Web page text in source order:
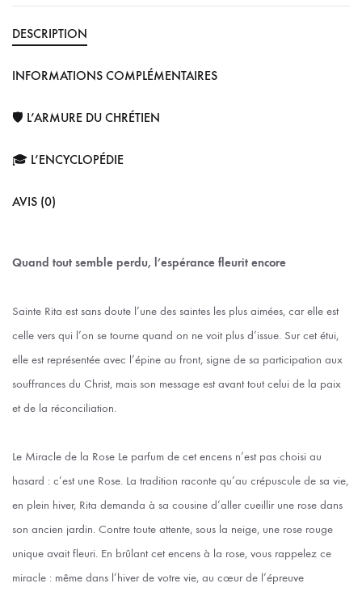
DESCRIPTION
INFORMATIONS COMPLÉMENTAIRES
🛡️ L’ARMURE DU CHRÉTIEN
🎓 L’ENCYCLOPÉDIE
AVIS (0)
Quand tout semble perdu, l’espérance fleurit encore
Sainte Rita est sans doute l’une des saintes les plus aimées, car elle est
celle vers qui l’on se tourne quand on ne voit plus d’issue. Sur cet étui,
elle est représentée avec l’épine au front, signe de sa participation aux
souffrances du Christ, mais son message est avant tout celui de la paix
et de la réconciliation.
Le Miracle de la Rose Le parfum de cet encens n’est pas choisi au
hasard : c’est une Rose. La tradition raconte qu’au crépuscule de sa vie,
en plein hiver, Rita demanda à sa cousine d’aller cueillir une rose dans
son ancien jardin. Contre toute attente, sous la neige, une rose rouge
unique avait fleuri. En brûlant cet encens à la rose, vous rappelez ce
miracle : même dans l’hiver de votre vie, au cœur de l’épreuve